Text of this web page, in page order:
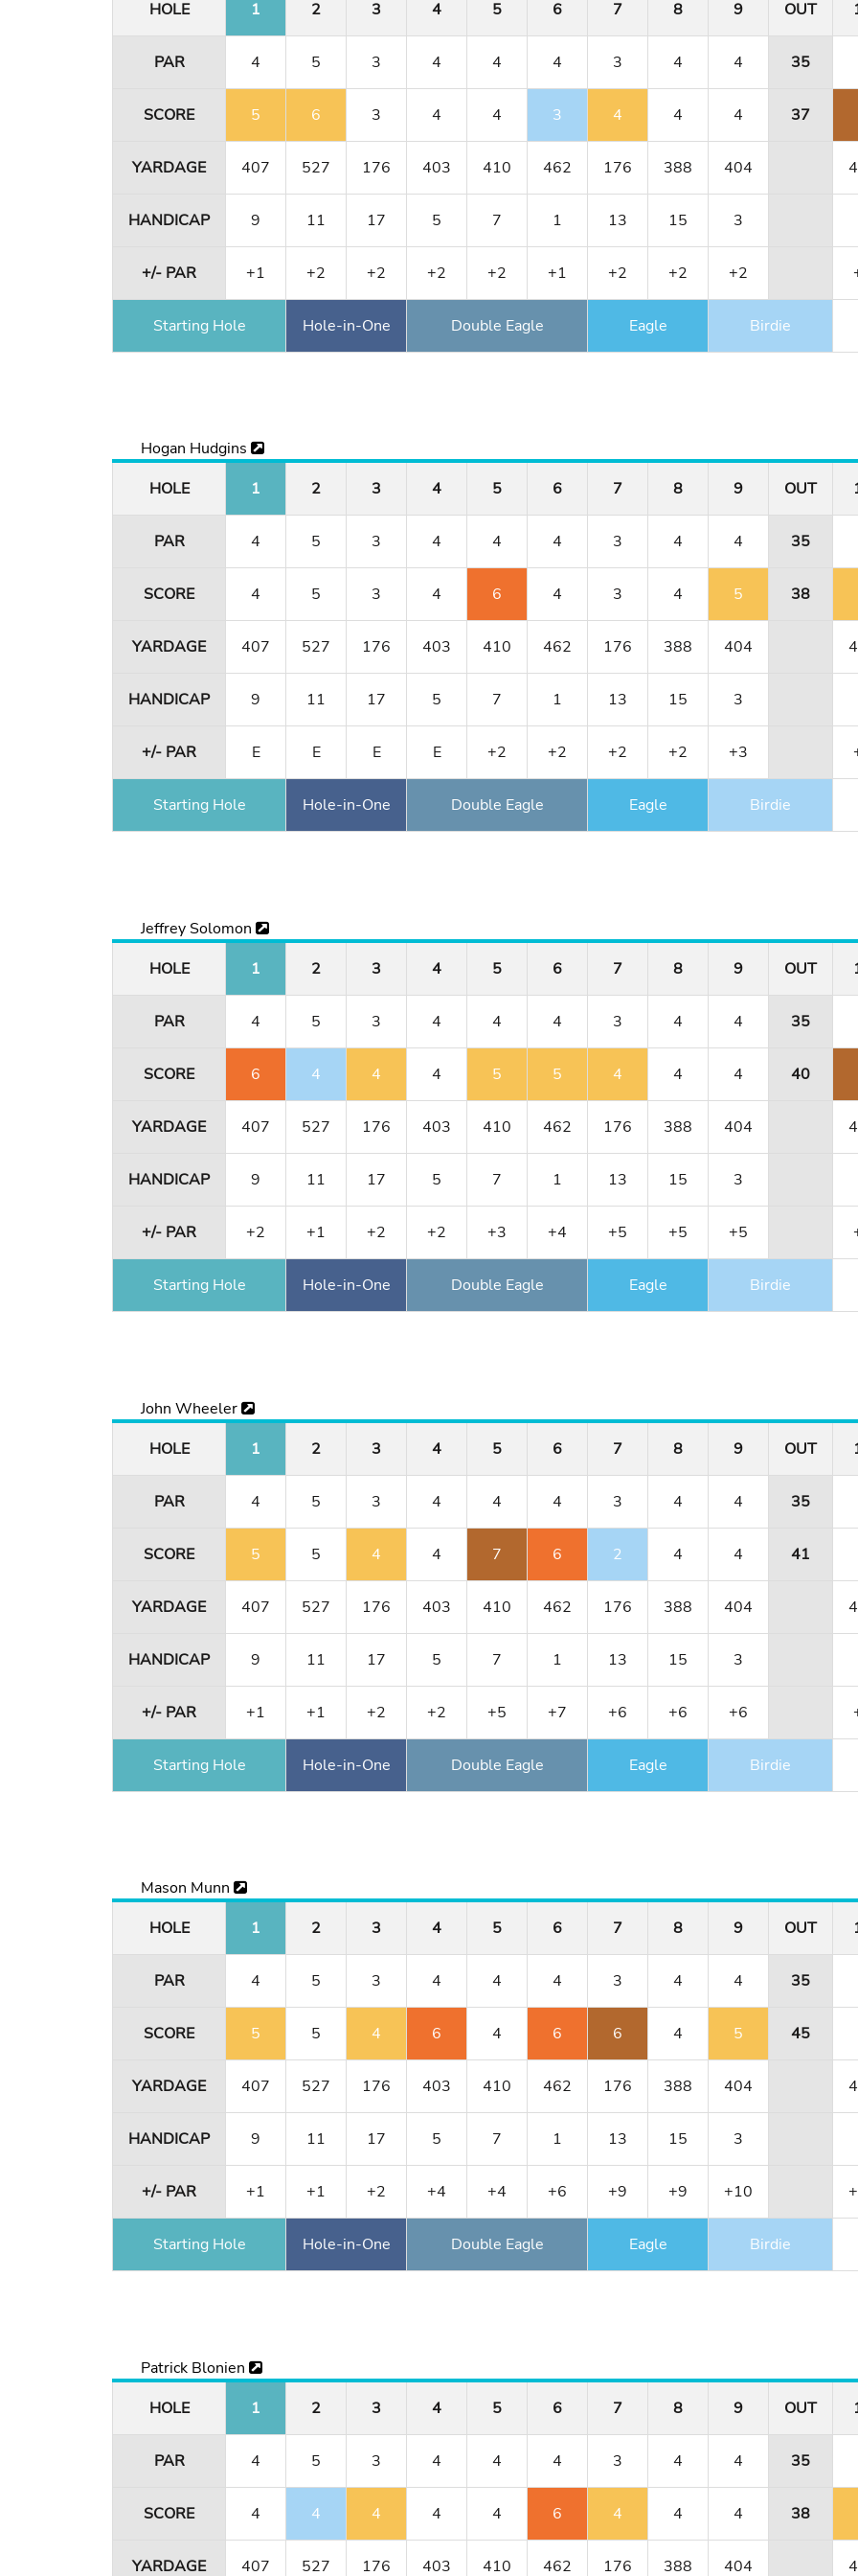
HOLE
1 2 3 4 5 6 7 8 9 OUT
PAR 4 5 3 4 4 4 3 4 4 35
SCORE 5 6 3 4 4 3 4 4 4 37
YARDAGE 407 527 176 403 410 462 176 388 404
HANDICAP 9 11 17 5 7 1 13 15 3
+/- PAR +1 +2 +2 +2 +2 +1 +2 +2 +2
Starting Hole Hole-in-One Double Eagle Eagle Birdie
Hogan Hudgins
HOLE
1 2 3 4 5 6 7 8 9 OUT
PAR 4 5 3 4 4 4 3 4 4 35
SCORE 4 5 3 4 6 4 3 4 5 38
YARDAGE 407 527 176 403 410 462 176 388 404
HANDICAP 9 11 17 5 7 1 13 15 3
+/- PAR E E E E +2 +2 +2 +2 +3
Starting Hole Hole-in-One Double Eagle Eagle Birdie
Jeffrey Solomon
HOLE
1 2 3 4 5 6 7 8 9 OUT
PAR 4 5 3 4 4 4 3 4 4 35
SCORE 6 4 4 4 5 5 4 4 4 40
YARDAGE 407 527 176 403 410 462 176 388 404
HANDICAP 9 11 17 5 7 1 13 15 3
+/- PAR +2 +1 +2 +2 +3 +4 +5 +5 +5
Starting Hole Hole-in-One Double Eagle Eagle Birdie
John Wheeler
HOLE
1 2 3 4 5 6 7 8 9 OUT
PAR 4 5 3 4 4 4 3 4 4 35
SCORE 5 5 4 4 7 6 2 4 4 41
YARDAGE 407 527 176 403 410 462 176 388 404
HANDICAP 9 11 17 5 7 1 13 15 3
+/- PAR +1 +1 +2 +2 +5 +7 +6 +6 +6
Starting Hole Hole-in-One Double Eagle Eagle Birdie
Mason Munn
HOLE
1 2 3 4 5 6 7 8 9 OUT
PAR 4 5 3 4 4 4 3 4 4 35
SCORE 5 5 4 6 4 6 6 4 5 45
YARDAGE 407 527 176 403 410 462 176 388 404
HANDICAP 9 11 17 5 7 1 13 15 3
+/- PAR +1 +1 +2 +4 +4 +6 +9 +9 +10
Starting Hole Hole-in-One Double Eagle Eagle Birdie
Patrick Blonien
HOLE
1 2 3 4 5 6 7 8 9 OUT
PAR 4 5 3 4 4 4 3 4 4 35
SCORE 4 4 4 4 4 6 4 4 4 38
YARDAGE 407 527 176 403 410 462 176 388 404